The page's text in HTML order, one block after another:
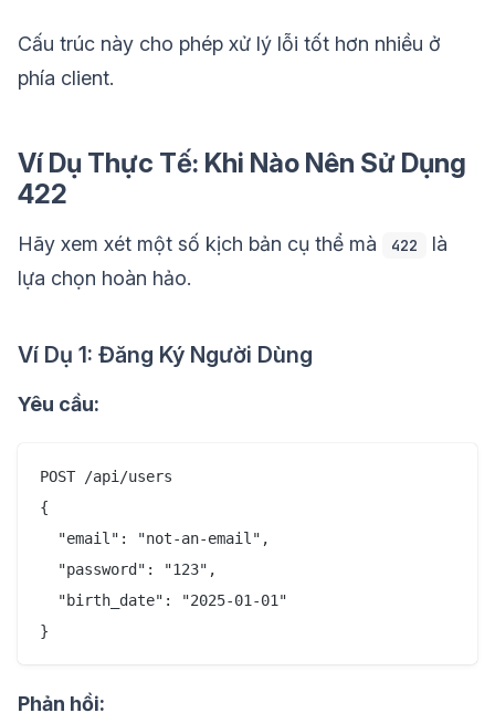
Cấu trúc này cho phép xử lý lỗi tốt hơn nhiều ở
phía client.
Ví Dụ Thực Tế: Khi Nào Nên Sử Dụng
422
Hãy xem xét một số kịch bản cụ thể mà 422
là
lựa chọn hoàn hảo.
Ví Dụ 1: Đăng Ký Người Dùng
Yêu cầu:
POST /api/users
{
  "email": "not-an-email",
  "password": "123",
  "birth_date": "2025-01-01"
Phản hồi: